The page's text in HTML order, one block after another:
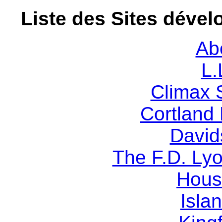
Liste des Sites
Climax
Cortland
The F.D.